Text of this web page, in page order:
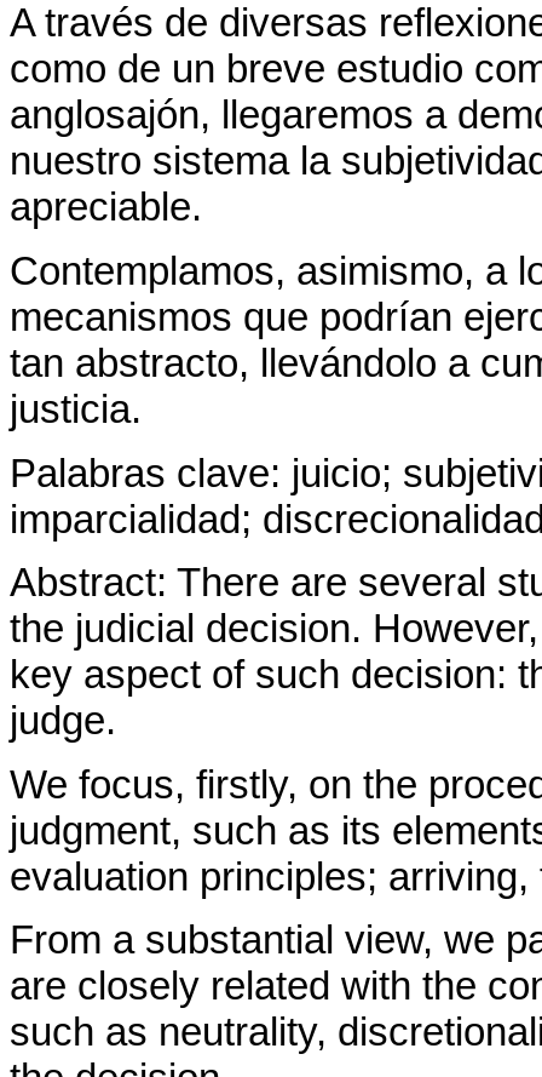
A través de diversas
como de un breve estudio
anglosajón, llegaremos a
nuestro sistema la
apreciable.
Contemplamos, asimismo, a
mecanismos que podrían
tan abstracto, llevándolo a
justicia.
Palabras clave: juicio;
imparcialidad;
Abstract: There are several
the judicial decision.
key aspect of such decision:
judge.
We focus, firstly, on the
judgment, such as its
evaluation principles;
From a substantial view, we
are closely related with the
such as neutrality,